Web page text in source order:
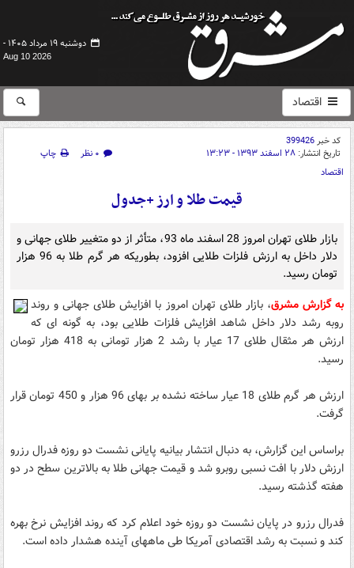
دوشنبه ۱۹ مرداد ۱۴۰۵ -
Aug 10 2026
اقتصاد
کد خبر399426
تاریخ انتشار: ۲۸ اسفند ۱۳۹۳ - ۱۳:۲۳ ۰ نظر
چاپ
اقتصاد
قیمت طلا و ارز +جدول
بازار طلای تهران امروز 28 اسفند ماه 93، متأثر از دو متغییر طلای جهانی و
دلار داخل به ارزش فلزات طلایی افزود، بطوریکه هر گرم طلا به 96 هزار
تومان رسید.
به گزارش مشرق، بازار طلای تهران امروز با افزایش طلای جهانی و روند
روبه رشد دلار داخل شاهد افزایش فلزات طلایی بود، به گونه ای که
ارزش هر مثقال طلای 17 عیار با رشد 2 هزار تومانی به 418 هزار تومان
رسید.
ارزش هر گرم طلای 18 عیار ساخته نشده بر بهای 96 هزار و 450 تومان قرار
گرفت.
براساس این گزارش، به دنبال انتشار بیانیه پایانی نشست دو روزه فدرال رزرو
ارزش دلار با افت نسبی روبرو شد و قیمت جهانی طلا به بالاترین سطح در دو
هفته گذشته رسید.
فدرال رزرو در پایان نشست دو روزه خود اعلام کرد که روند افزایش نرخ بهره
کند و نسبت به رشد اقتصادی آمریکا طی ماههای آینده هشدار داده است.